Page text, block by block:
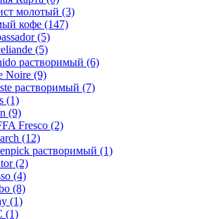
молотый (3)
кофе (147)
(5)
(5)
растворимый (6)
Noire (9)
растворимый (7)
(1)
(9)
Fresco (2)
(12)
растворимый (1)
(2)
(4)
(8)
(1)
(1)